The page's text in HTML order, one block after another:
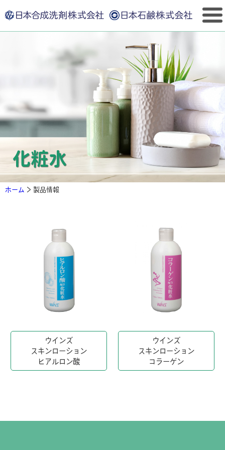
化粧水
ホーム > 製品情報
ウインズ
スキンローション
ヒアルロン酸
ウインズ
スキンローション
コラーゲン